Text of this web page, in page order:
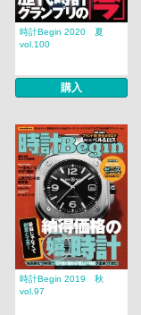
時計Begin 2020 夏
vol.100
購入
時計Begin 2019 秋
vol.97